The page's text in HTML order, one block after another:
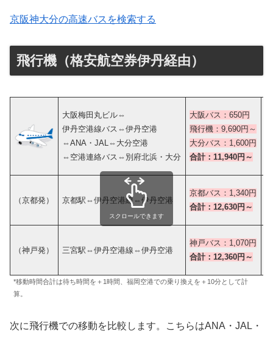
京阪神大分の高速バスを検索する
飛行機（格安航空券伊丹経由）
大阪梅田丸ビル⇔
伊丹空港線バス⇔伊丹空港
⇔ANA・JAL⇔大分空港
⇔空港連絡バス⇔別府北浜・大分
大阪バス：650円
飛行機：9,690円～
大分バス：1,600円
合計：11,940円～
（京都発） 京都駅⇔伊丹空港線⇔伊丹空港
京都バス： 1,340円
合計：12,630円～
（神戸発） 三宮駅⇔伊丹空港線⇔伊丹空港
神戸バス： 1,070円
合計：12,360円～
スクロールできます
*移動時間合計は待ち時間を＋1時間、福岡空港での乗り換えを＋10分として計
算。
次に飛行機での移動を比較します。こちらはANA・JAL・